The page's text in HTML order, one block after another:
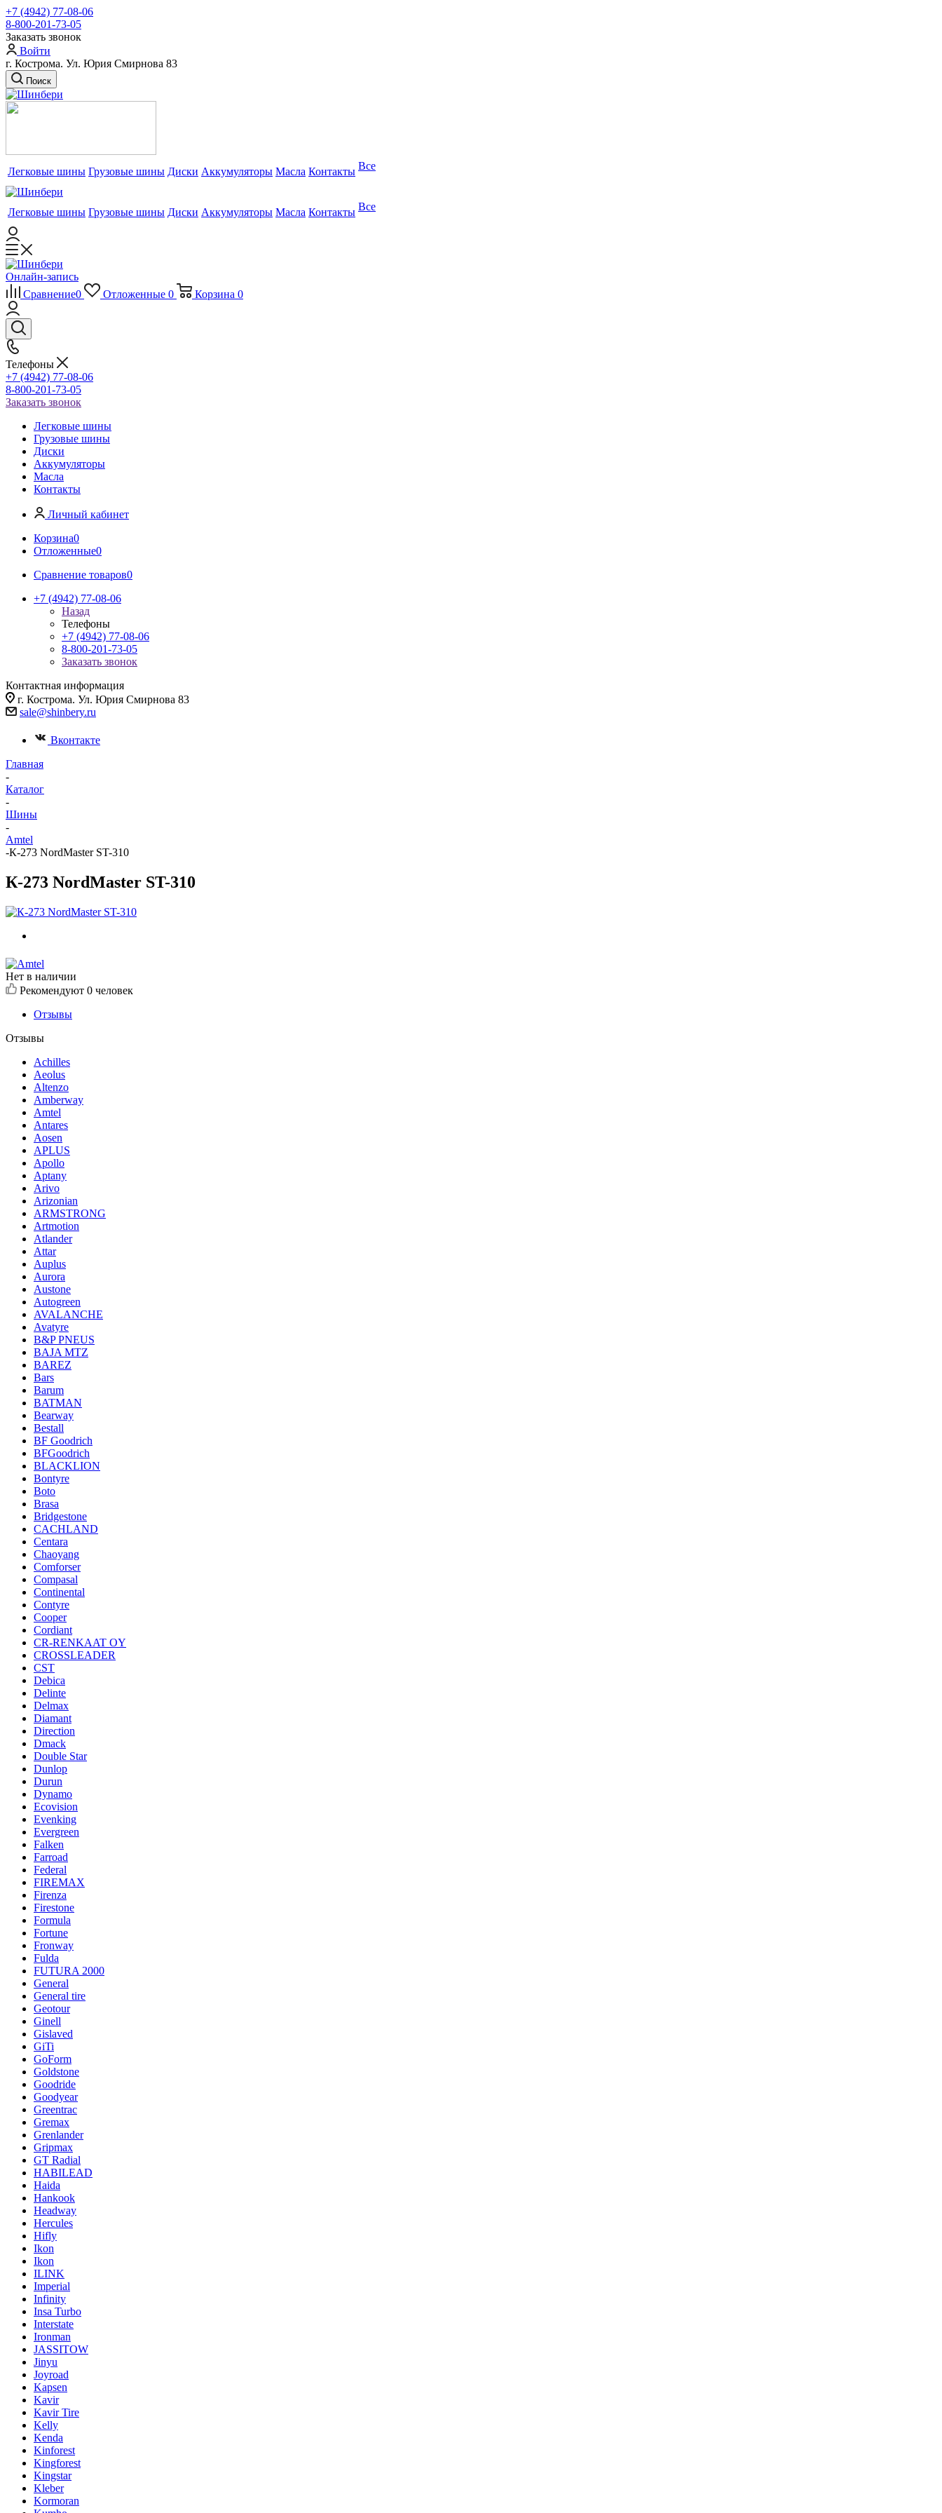
+7 (4942) 77-08-06
8-800-201-73-05
Заказать звонок
Войти
г. Кострома. Ул. Юрия Смирнова 83
Поиск
Легковые шины Грузовые шины Диски Аккумуляторы Масла Контакты Все
Легковые шины Грузовые шины Диски Аккумуляторы Масла Контакты Все
Онлайн-запись
Сравнение0 Отложенные 0 Корзина 0
Телефоны
+7 (4942) 77-08-06
8-800-201-73-05
Заказать звонок
Легковые шины
Грузовые шины
Диски
Аккумуляторы
Масла
Контакты
Личный кабинет
Корзина0
Отложенные0
Сравнение товаров0
+7 (4942) 77-08-06
Назад
Телефоны
+7 (4942) 77-08-06
8-800-201-73-05
Заказать звонок
Контактная информация
г. Кострома. Ул. Юрия Смирнова 83
sale@shinbery.ru
Вконтакте
Главная
-
Каталог
-
Шины
-
Amtel
-К-273 NordMaster ST-310
К-273 NordMaster ST-310
Нет в наличии
Рекомендуют 0 человек
Отзывы
Отзывы
Achilles
Aeolus
Altenzo
Amberway
Amtel
Antares
Aosen
APLUS
Apollo
Aptany
Arivo
Arizonian
ARMSTRONG
Artmotion
Atlander
Attar
Auplus
Aurora
Austone
Autogreen
AVALANCHE
Avatyre
B&P PNEUS
BAJA MTZ
BAREZ
Bars
Barum
BATMAN
Bearway
Bestall
BF Goodrich
BFGoodrich
BLACKLION
Bontyre
Boto
Brasa
Bridgestone
CACHLAND
Centara
Chaoyang
Comforser
Compasal
Continental
Contyre
Cooper
Cordiant
CR-RENKAAT OY
CROSSLEADER
CST
Debica
Delinte
Delmax
Diamant
Direction
Dmack
Double Star
Dunlop
Durun
Dynamo
Ecovision
Evenking
Evergreen
Falken
Farroad
Federal
FIREMAX
Firenza
Firestone
Formula
Fortune
Fronway
Fulda
FUTURA 2000
General
General tire
Geotour
Ginell
Gislaved
GiTi
GoForm
Goldstone
Goodride
Goodyear
Greentrac
Gremax
Grenlander
Gripmax
GT Radial
HABILEAD
Haida
Hankook
Headway
Hercules
Hifly
Ikon
Ikon
ILINK
Imperial
Infinity
Insa Turbo
Interstate
Ironman
JASSITOW
Jinyu
Joyroad
Kapsen
Kavir
Kavir Tire
Kelly
Kenda
Kinforest
Kingforest
Kingstar
Kleber
Kormoran